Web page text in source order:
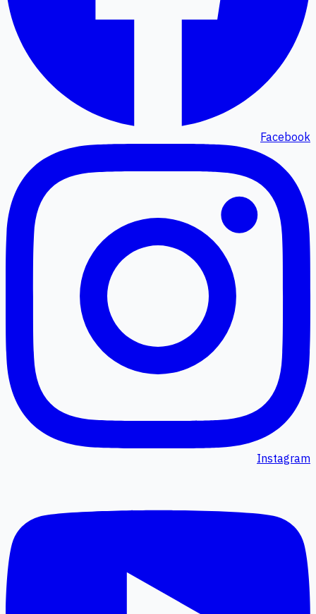
Facebook
Instagram